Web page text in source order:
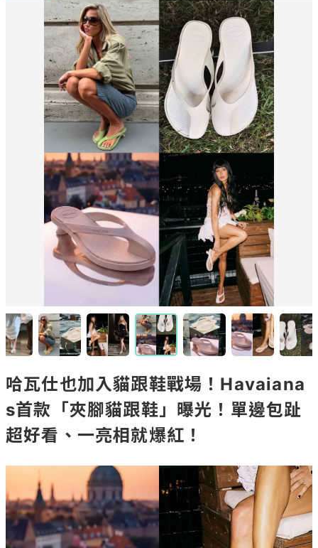
哈瓦仕也加入貓跟鞋戰場！Havaiana
s首款「夾腳貓跟鞋」曝光！單邊包趾
超好看、一亮相就爆紅！